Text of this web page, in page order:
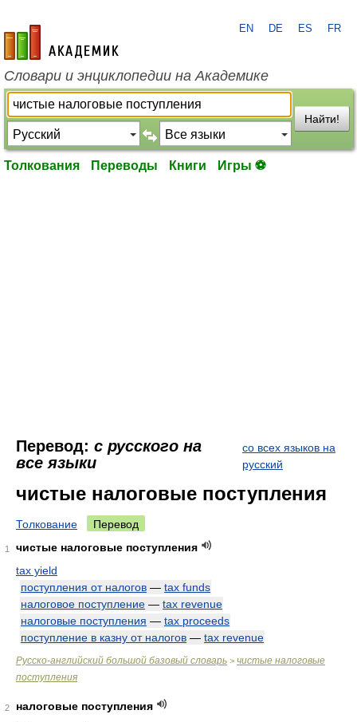
academic.ru
EN DE ES FR
Словари и энциклопедии на Академике
Найти!
Толкования Переводы Книги Игры ⚽
Перевод: с русского на
все языки
со всех языков на
русский
чистые налоговые поступления
Толкование Перевод
1
чистые налоговые поступления
tax yield
поступления от налогов — tax funds
налоговое поступление — tax revenue
налоговые поступления — tax proceeds
поступление в казну от налогов — tax revenue
Русско-английский большой базовый словарь > чистые налоговые
поступления
2
налоговые поступления